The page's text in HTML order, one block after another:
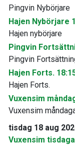
Pingvin Nybörjare
Hajen Nybörjare
Hajen nybörjare
Pingvin
Pingvin
Hajen Forts.
Hajen Forts.
Vuxensim
Vuxensim
tisdag 18 aug
Vuxensim